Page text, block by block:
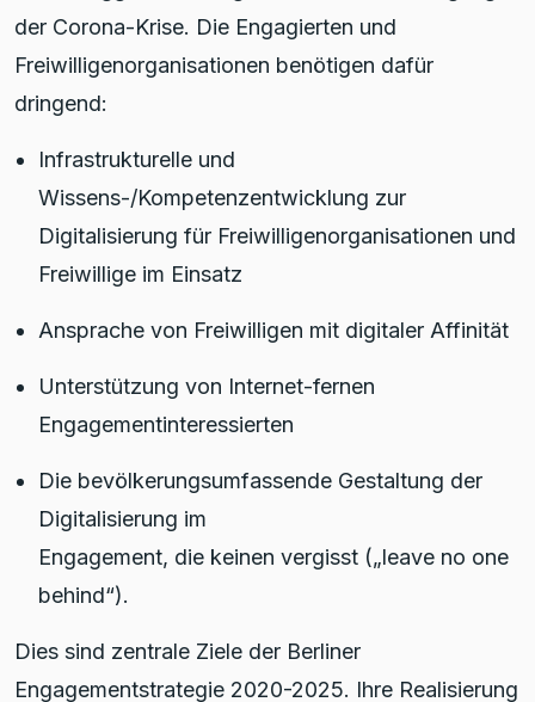
der Corona-Krise. Die Engagierten und
Freiwilligenorganisationen benötigen dafür
dringend:
Infrastrukturelle und
Wissens-/Kompetenzentwicklung zur
Digitalisierung für Freiwilligenorganisationen und
Freiwillige im Einsatz
Ansprache von Freiwilligen mit digitaler Affinität
Unterstützung von Internet-fernen
Engagementinteressierten
Die bevölkerungsumfassende Gestaltung der
Digitalisierung im
Engagement, die keinen vergisst („leave no one
behind“).
Dies sind zentrale Ziele der Berliner
Engagementstrategie 2020-2025. Ihre Realisierung